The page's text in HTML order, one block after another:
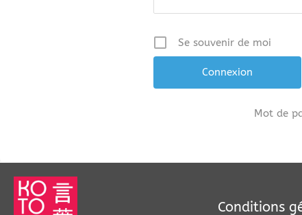
Se souvenir de moi
Mot de
Conditions